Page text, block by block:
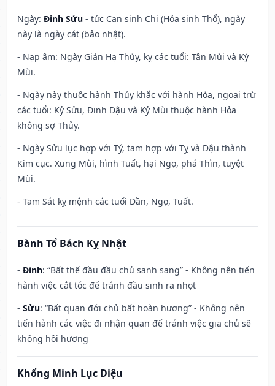
Ngày: Đinh Sửu - tức Can sinh Chi (Hỏa sinh Thổ), ngày
này là ngày cát (bảo nhật).
- Nạp âm: Ngày Giản Hạ Thủy, kỵ các tuổi: Tân Mùi và Kỷ
Mùi.
- Ngày này thuộc hành Thủy khắc với hành Hỏa, ngoại trừ
các tuổi: Kỷ Sửu, Đinh Dậu và Kỷ Mùi thuộc hành Hỏa
không sợ Thủy.
- Ngày Sửu lục hợp với Tý, tam hợp với Tỵ và Dậu thành
Kim cục. Xung Mùi, hình Tuất, hại Ngọ, phá Thìn, tuyệt
Mùi.
- Tam Sát kỵ mệnh các tuổi Dần, Ngọ, Tuất.
Bành Tổ Bách Kỵ Nhật
- Đinh: “Bất thế đầu đầu chủ sanh sang” - Không nên tiến
hành việc cắt tóc để tránh đầu sinh ra nhọt
- Sửu: “Bất quan đới chủ bất hoàn hương” - Không nên
tiến hành các việc đi nhận quan để tránh việc gia chủ sẽ
không hồi hương
Khổng Minh Lục Diệu